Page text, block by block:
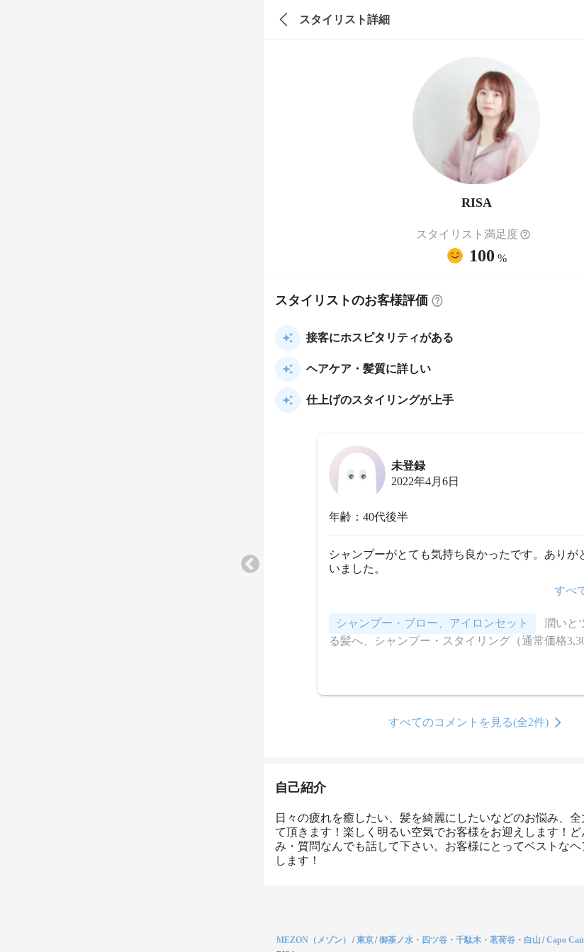
スタイリスト詳細
RISA
スタイリスト満足度
100 %
スタイリストのお客様評価
接客にホスピタリティがある
ヘアケア・髪質に詳しい
仕上げのスタイリングが上手
未登録
2022年4月6日
年齢：40代後半
シャンプーがとても気持ち良かったです。ありが
いました。
すべ
シャンプー・ブロー、アイロンセット
る髪へ、シャンプー・スタイリング（通常価格
すべてのコメントを見る(全2件)
自己紹介
日々の疲れを癒したい、髪を綺麗にしたいなどのお悩み、
て頂きます！楽しく明るい空気でお客様をお迎えします！
み・質問なんでも話して下さい。お客様にとってベストな
します！
MEZON（メゾン） /東京/御茶ノ水・四ツ谷・千駄木・茗荷谷・白山 /Capo